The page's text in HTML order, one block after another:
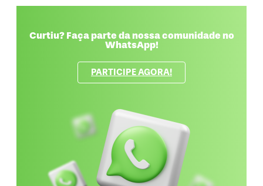
Curtiu? Faça parte da nossa comunidade no
WhatsApp!
PARTICIPE AGORA!